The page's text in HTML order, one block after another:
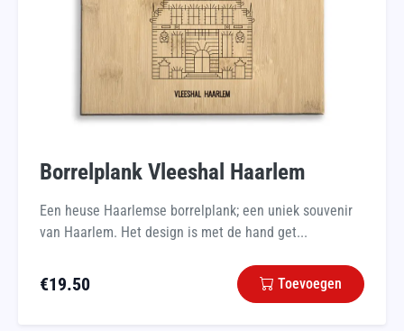
Borrelplank Vleeshal Haarlem
Een heuse Haarlemse borrelplank; een uniek souvenir
van Haarlem. Het design is met de hand get...
€19.50 Toevoegen